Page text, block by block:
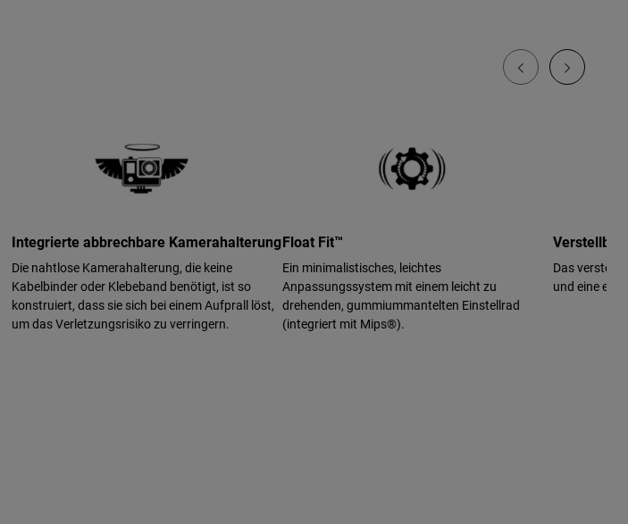
Integrierte abbrechbare Kamerahalterung
Die nahtlose Kamerahalterung, die keine
Kabelbinder oder Klebeband benötigt, ist so
konstruiert, dass sie sich bei einem Aufprall löst,
um das Verletzungsrisiko zu verringern.
Float Fit™
Ein minimalistisches, leichtes
Anpassungssystem mit einem leicht zu
drehenden, gummiummantelten Einstellrad
(integriert mit Mips®).
Das
und eine